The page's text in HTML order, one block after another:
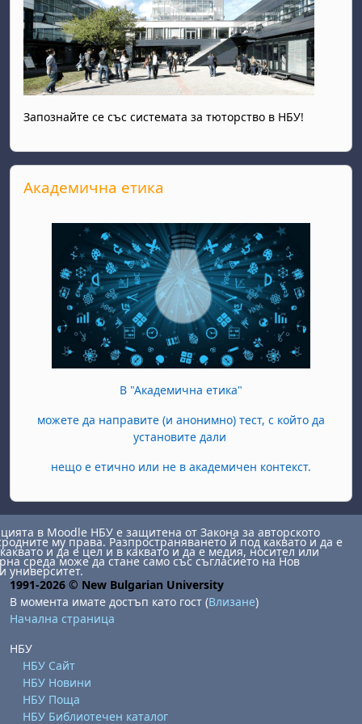
Запознайте се със системата за тюторство в НБУ!
Прескочи Академична етика
Академична етика
В "Академична етика"
можете да направите (и анонимно) тест, с който да
установите дали
нещо е етично или не в академичен контекст.
в Moodle НБУ е защитена от Закона за авторското
му права. Разпространяването й под каквато и да е
и да е цел и в каквато и да е медия, носител или
среда може да стане само със съгласието на Нов
университет.
1991-2026 © New Bulgarian University
В момента имате достъп като гост (Влизане)
Начална страница
НБУ
НБУ Сайт
НБУ Новини
НБУ Поща
НБУ Библиотечен каталог